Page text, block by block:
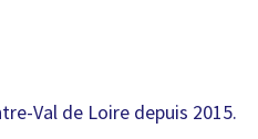
Val de Loire depuis 2015.